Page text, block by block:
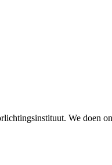
We doen